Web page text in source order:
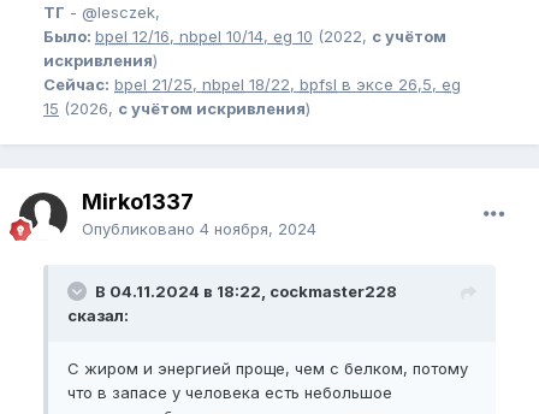
ТГ - @lesczek,
Было: bpel 12/16, nbpel 10/14, eg 10 (2022, с учётом
искривления)
Сейчас: bpel 21/25, nbpel 18/22, bpfsl в эксе 26,5, eg
15 (2026, с учётом искривления)
Mirko1337
Опубликовано 4 ноября, 2024
В 04.11.2024 в 18:22, cockmaster228
сказал:
С жиром и энергией проще, чем с белком, потому
что в запасе у человека есть небольшое